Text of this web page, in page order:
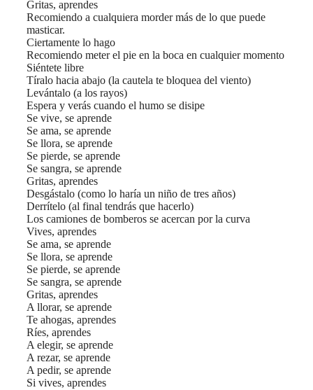
Gritas, aprendes
Recomiendo a cualquiera morder más de lo que puede
masticar.
Ciertamente lo hago
Recomiendo meter el pie en la boca en cualquier momento
Siéntete libre
Tíralo hacia abajo (la cautela te bloquea del viento)
Levántalo (a los rayos)
Espera y verás cuando el humo se disipe
Se vive, se aprende
Se ama, se aprende
Se llora, se aprende
Se pierde, se aprende
Se sangra, se aprende
Gritas, aprendes
Desgástalo (como lo haría un niño de tres años)
Derrítelo (al final tendrás que hacerlo)
Los camiones de bomberos se acercan por la curva
Vives, aprendes
Se ama, se aprende
Se llora, se aprende
Se pierde, se aprende
Se sangra, se aprende
Gritas, aprendes
A llorar, se aprende
Te ahogas, aprendes
Ríes, aprendes
A elegir, se aprende
A rezar, se aprende
A pedir, se aprende
Si vives, aprendes